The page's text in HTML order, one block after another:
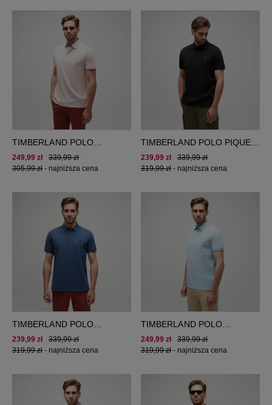
TIMBERLAND POLO
BABOOSIC BROOK OXFORD
POLO
339,99 zł
249,99 zł
305,99 zł - najniższa cena
TIMBERLAND POLO PIQUE
SHORT SLEEVE POLO
339,99 zł
239,99 zł
319,99 zł - najniższa cena
TIMBERLAND POLO
MILLERS RIVER PIQUE
POLO
339,99 zł
239,99 zł
319,99 zł - najniższa cena
TIMBERLAND POLO
BABOOSIC BROOK OXFORD
POLO
339,99 zł
249,99 zł
319,99 zł - najniższa cena